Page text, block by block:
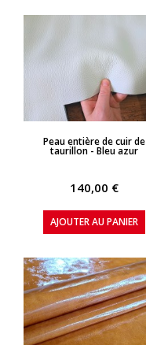
APERÇU RAPIDE
Peau entière de cuir de
taurillon - Bleu azur
140,00 €
AJOUTER AU PANIER